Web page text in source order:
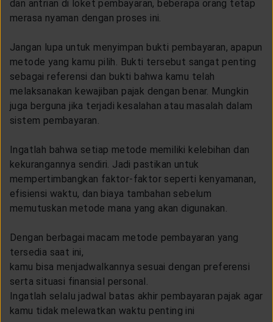
dan antrian di loket pembayaran, beberapa orang tetap
merasa nyaman dengan proses ini.
Jangan lupa untuk menyimpan bukti pembayaran, apapun
metode yang kamu pilih. Bukti tersebut sangat penting
sebagai referensi dan bukti bahwa kamu telah
melaksanakan kewajiban pajak dengan benar. Mungkin
juga berguna jika terjadi kesalahan atau masalah dalam
sistem pembayaran.
Ingatlah bahwa setiap metode memiliki kelebihan dan
kekurangannya sendiri. Jadi pastikan untuk
mempertimbangkan faktor-faktor seperti kenyamanan,
efisiensi waktu, dan biaya tambahan sebelum
memutuskan metode mana yang akan digunakan.
Dengan berbagai macam metode pembayaran yang
tersedia saat ini,
kamu bisa menjadwalkannya sesuai dengan preferensi
serta situasi finansial personal.
Ingatlah selalu jadwal batas akhir pembayaran pajak agar
kamu tidak melewatkan waktu penting ini